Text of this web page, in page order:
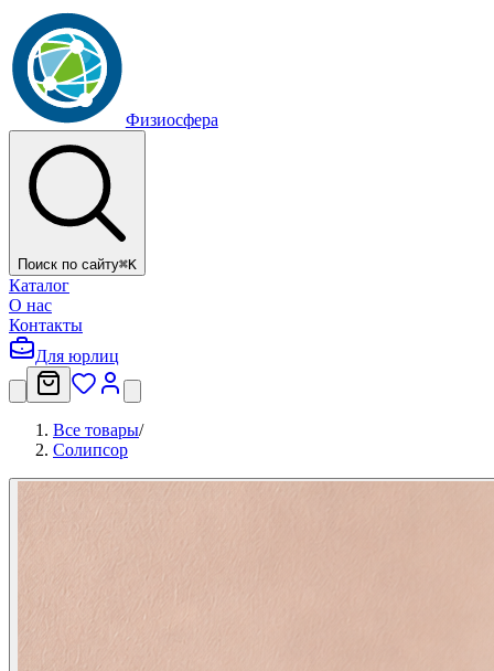
Физиосфера
Поиск по сайту⌘K
Каталог
О нас
Контакты
Для юрлиц
Все товары/
Солипсор